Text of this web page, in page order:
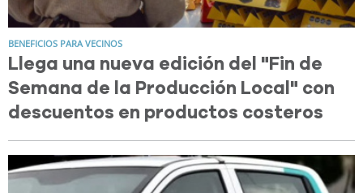
BENEFICIOS PARA VECINOS
Llega una nueva edición del "Fin de
Semana de la Producción Local" con
descuentos en productos costeros